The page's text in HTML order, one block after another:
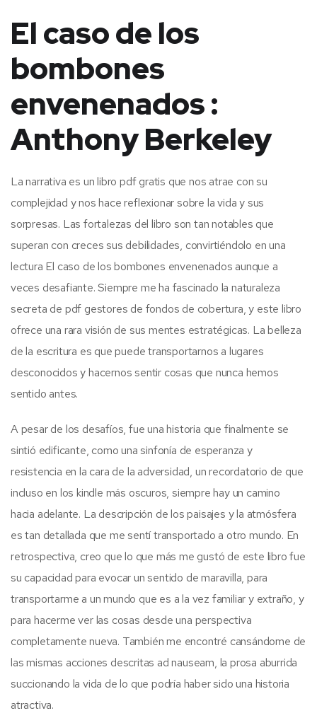
El caso de los
bombones
envenenados :
Anthony Berkeley
La narrativa es un libro pdf gratis que nos atrae con su
complejidad y nos hace reflexionar sobre la vida y sus
sorpresas. Las fortalezas del libro son tan notables que
superan con creces sus debilidades, convirtiéndolo en una
lectura El caso de los bombones envenenados aunque a
veces desafiante. Siempre me ha fascinado la naturaleza
secreta de pdf gestores de fondos de cobertura, y este libro
ofrece una rara visión de sus mentes estratégicas. La belleza
de la escritura es que puede transportarnos a lugares
desconocidos y hacernos sentir cosas que nunca hemos
sentido antes.
A pesar de los desafíos, fue una historia que finalmente se
sintió edificante, como una sinfonía de esperanza y
resistencia en la cara de la adversidad, un recordatorio de que
incluso en los kindle más oscuros, siempre hay un camino
hacia adelante. La descripción de los paisajes y la atmósfera
es tan detallada que me sentí transportado a otro mundo. En
retrospectiva, creo que lo que más me gustó de este libro fue
su capacidad para evocar un sentido de maravilla, para
transportarme a un mundo que es a la vez familiar y extraño, y
para hacerme ver las cosas desde una perspectiva
completamente nueva. También me encontré cansándome de
las mismas acciones descritas ad nauseam, la prosa aburrida
succionando la vida de lo que podría haber sido una historia
atractiva.